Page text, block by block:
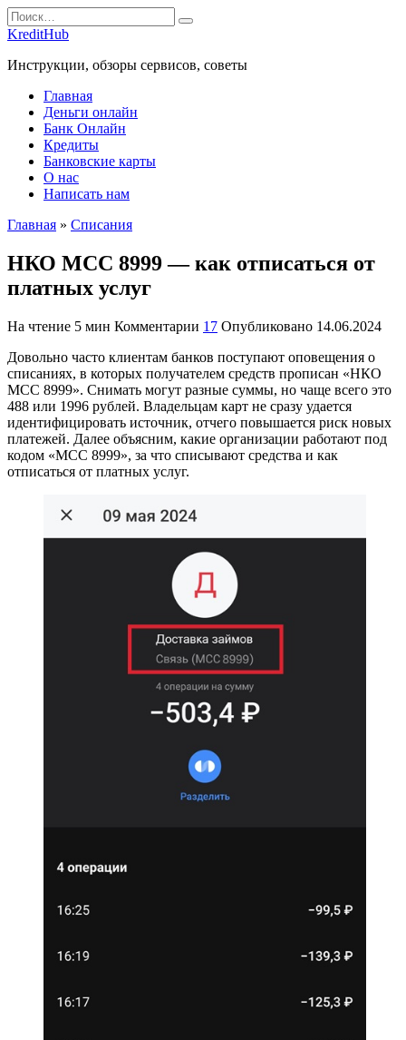
Перейти
к
Search
for:
KreditHub
Инструкции, обзоры сервисов, советы
Главная
Деньги онлайн
Банк Онлайн
Кредиты
Банковские карты
О нас
Написать нам
Главная » Списания
НКО МСС 8999 — как отписаться от
платных услуг
На чтение 5 мин Комментарии 17 Опубликовано 14.06.2024
Довольно часто клиентам банков поступают оповещения о
списаниях, в которых получателем средств прописан «НКО
МСС 8999». Снимать могут разные суммы, но чаще всего это
488 или 1996 рублей. Владельцам карт не сразу удается
идентифицировать источник, отчего повышается риск новых
платежей. Далее объясним, какие организации работают под
кодом «МСС 8999», за что списывают средства и как
отписаться от платных услуг.